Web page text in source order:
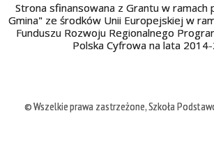
Strona sfinansowana z Grantu w ramach
Gmina" ze środków Unii Europejskiej w
Funduszu Rozwoju Regionalnego
Polska Cyfrowa na lata
© Wszelkie prawa zastrzeżone, Szkoła